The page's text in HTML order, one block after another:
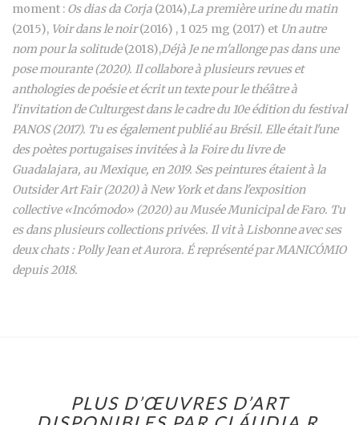
moment : Os dias da Corja (2014),La première urine du matin
(2015), Voir dans le noir(2016) , 1 025 mg (2017) et Un autre
nom pour la solitude(2018),Déjà Je ne m'allonge pas dans une
pose mourante (2020). Il collabore à plusieurs revues et
anthologies de poésie et écrit un texte pour le théâtre à
l'invitation de Culturgest dans le cadre du 10e édition du festival
PANOS (2017). Tu es également publié au Brésil. Elle était l'une
des poètes portugaises invitées à la Foire du livre de
Guadalajara, au Mexique, en 2019. Ses peintures étaient à la
Outsider Art Fair (2020) à New York et dans l'exposition
collective «Incómodo» (2020) au Musée Municipal de Faro. Tu
es dans plusieurs collections privées. Il vit à Lisbonne avec ses
deux chats : Polly Jean et Aurora. É représenté par MANICÓMIO
depuis 2018.
PLUS D’ŒUVRES D’ART